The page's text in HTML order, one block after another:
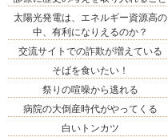
太陽光発電は、エネルギー資源高の
中、有利になりえるのか？
交流サイトでの詐欺が増えている
そばを食いたい！
祭りの喧噪から逃れる
病院の大倒産時代がやってくる
白いトンカツ